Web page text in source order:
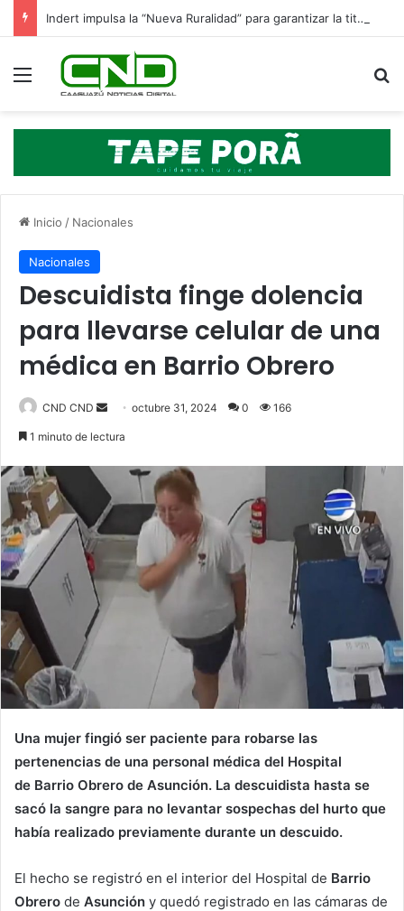
Indert impulsa la “Nueva Ruralidad” para garantizar la titulación de tierras a familias campesinas.
Menú
Inicio / Nacionales
Nacionales
Descuidista finge dolencia
para llevarse celular de una
médica en Barrio Obrero
CND CND
Sendoctubre 31, 2024 0 166
1 minuto de lectura
Una mujer fingió ser paciente para robarse las
pertenencias de una personal médica del Hospital
de Barrio Obrero de Asunción. La descuidista hasta se
sacó la sangre para no levantar sospechas del hurto que
había realizado previamente durante un descuido.
El hecho se registró en el interior del Hospital de Barrio
Obrero de Asunción y quedó registrado en las cámaras de